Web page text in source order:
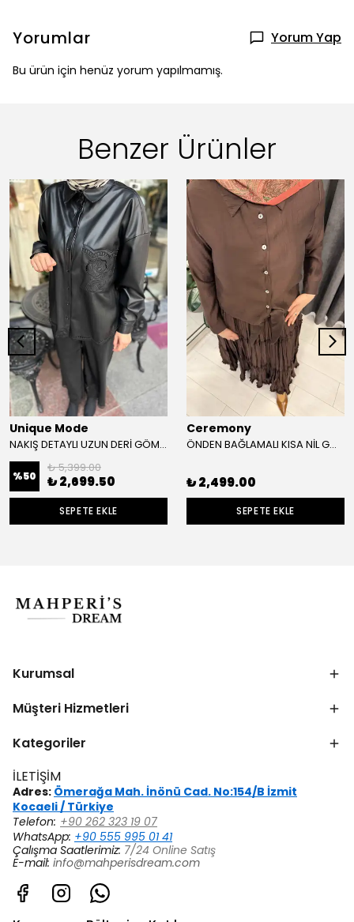
Yorumlar Yorum Yap
Bu ürün için henüz yorum yapılmamış.
Benzer Ürünler
Unique Mode
NAKIŞ DETAYLI UZUN DERİ GÖMLEK
%50
₺ 5,399.00
₺ 2,699.50
SEPETE EKLE
Ceremony
ÖNDEN BAĞLAMALI KISA NİL GÖMLEK
₺ 2,499.00
SEPETE EKLE
Kurumsal
Müşteri Hizmetleri
Kategoriler
İLETİŞİM
Adres: Ömerağa Mah. İnönü Cad. No:154/B İzmit
Kocaeli / Türkiye
Telefon: +90 262 323 19 07
WhatsApp: +90 555 995 01 41
Çalışma Saatlerimiz: 7/24 Online Satış
E-mail: info@mahperisdream.com